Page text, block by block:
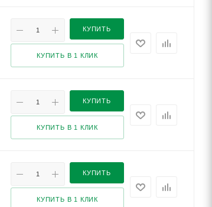
КУПИТЬ
КУПИТЬ В 1 КЛИК
КУПИТЬ
КУПИТЬ В 1 КЛИК
КУПИТЬ
КУПИТЬ В 1 КЛИК